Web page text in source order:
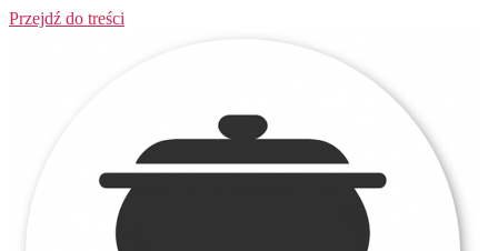
Przejdź do treści